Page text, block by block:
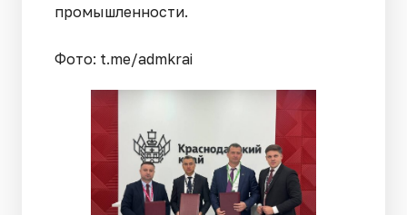
промышленности.
Фото: t.me/admkrai